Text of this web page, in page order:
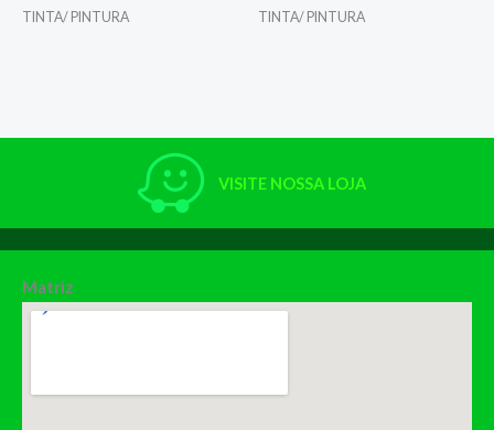
TINTA/ PINTURA TINTA/ PINTURA
VISITE NOSSA LOJA
Matriz